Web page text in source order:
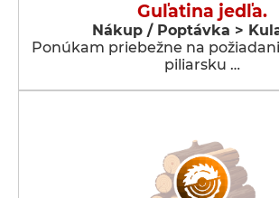
Guľatina jedľa.
Nákup / Poptávka >
Ponúkam priebežne na
piliarsku …